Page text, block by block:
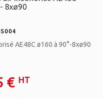
8xø90
AE48C ø160 à 90°-8xø90
€ HT